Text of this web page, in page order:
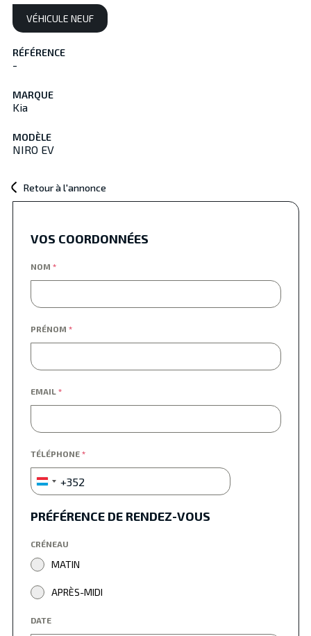
VÉHICULE NEUF
RÉFÉRENCE
-
MARQUE
Kia
MODÈLE
NIRO EV
Retour à l'annonce
VOS COORDONNÉES
NOM *
PRÉNOM *
EMAIL *
TÉLÉPHONE *
Luxembourg
+352
+352
PRÉFÉRENCE DE RENDEZ-VOUS
CRÉNEAU
MATIN
APRÈS-MIDI
DATE